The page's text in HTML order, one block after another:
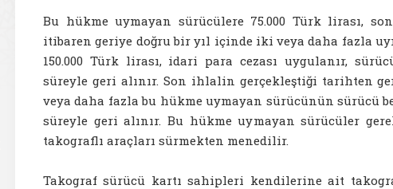
Bu hükme uymayan sürücülere 75.000 Türk lirası,
itibaren geriye doğru bir yıl içinde iki veya daha fazla
150.000 Türk lirası, idari para cezası uygulanır,
süreyle geri alınır. Son ihlalin gerçekleştiği tarihten
veya daha fazla bu hükme uymayan sürücünün sürücü
süreyle geri alınır. Bu hükme uymayan sürücüler
takograflı araçları sürmekten menedilir.
Takograf sürücü kartı sahipleri kendilerine ait